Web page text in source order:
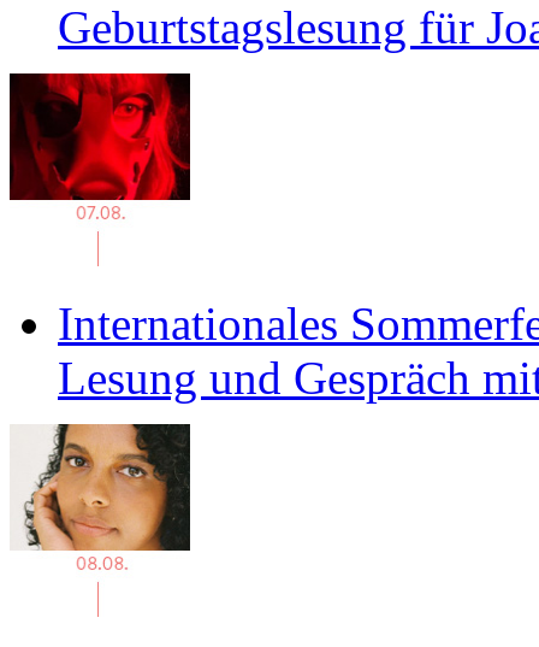
Geburtstagslesung für
Internationales
Lesung und Gespräch